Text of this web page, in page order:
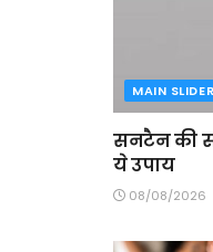
MAIN SLIDER
सनटैन की
ये उपाय
08/08/2026